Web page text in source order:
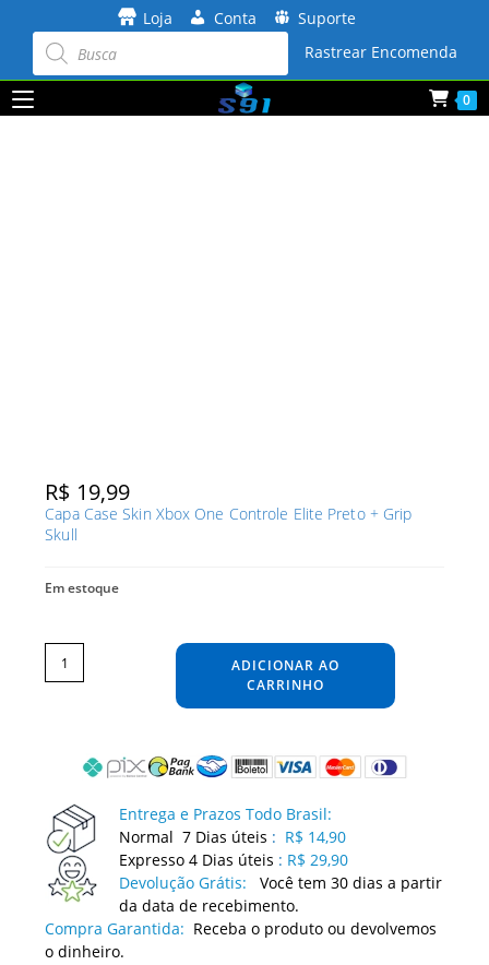
conteúdo
Loja Conta Suporte
Pesquisar
produtos Rastrear Encomenda
0
R$ 19,99
Capa Case Skin Xbox One Controle Elite Preto + Grip
Skull
Em estoque
Capa
Case
Skin
Xbox
One
Controle
ADICIONAR AO
CARRINHO
Entrega e Prazos Todo Brasil:
Normal 7 Dias úteis : R$ 14,90
Expresso 4 Dias úteis : R$ 29,90
Devolução Grátis:
Você tem 30 dias a partir
da data de recebimento.
Compra Garantida: Receba o produto ou devolvemos
o dinheiro.